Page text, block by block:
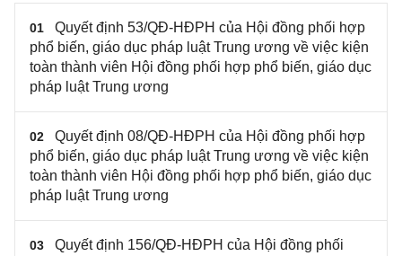
01
Quyết định 53/QĐ-HĐPH của Hội đồng phối hợp
phổ biến, giáo dục pháp luật Trung ương về việc kiện
toàn thành viên Hội đồng phối hợp phổ biến, giáo dục
pháp luật Trung ương
02
Quyết định 08/QĐ-HĐPH của Hội đồng phối hợp
phổ biến, giáo dục pháp luật Trung ương về việc kiện
toàn thành viên Hội đồng phối hợp phổ biến, giáo dục
pháp luật Trung ương
03
Quyết định 156/QĐ-HĐPH của Hội đồng phối